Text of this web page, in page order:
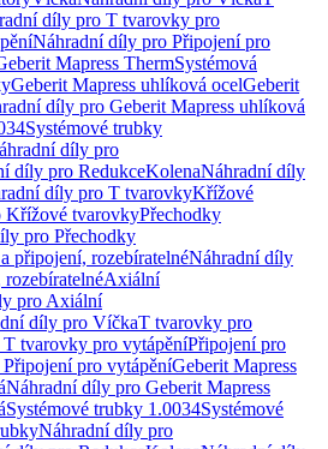
díly pro T tvarovky pro
Náhradní díly pro Připojení pro
Mapress ThermSystémová
Geberit Mapress uhlíková ocelGeberit
díly pro Geberit Mapress uhlíková
Systémové trubky
díly pro
díly pro RedukceKolenaNáhradní díly
díly pro T tvarovkyKřížové
Křížové tvarovkyPřechodky
pro Přechodky
připojení, rozebíratelnéNáhradní díly
Axiální
pro Axiální
díly pro VíčkaT tvarovky pro
tvarovky pro vytápěníPřipojení pro
pro vytápěníGeberit Mapress
Náhradní díly pro Geberit Mapress
Systémové trubky 1.0034Systémové
Náhradní díly pro